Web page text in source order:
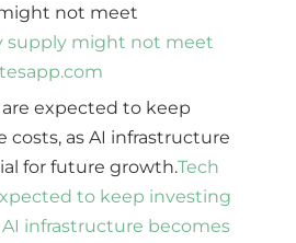
not meet
supply might not meet
expected to keep
costs, as AI infrastructure
for future growth.Tech
to keep investing
infrastructure becomes